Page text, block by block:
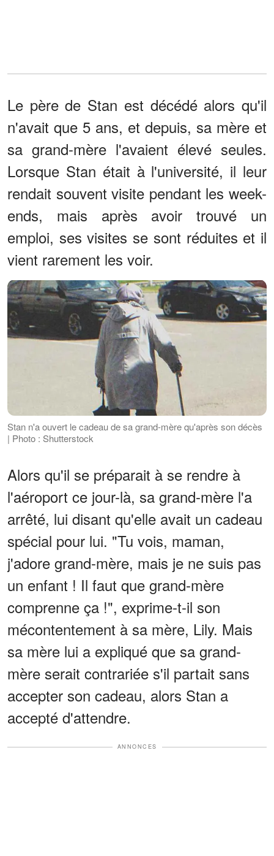
Le père de Stan est décédé alors qu'il
n'avait que 5 ans, et depuis, sa mère et
sa grand-mère l'avaient élevé seules.
Lorsque Stan était à l'université, il leur
rendait souvent visite pendant les week-
ends, mais après avoir trouvé un
emploi, ses visites se sont réduites et il
vient rarement les voir.
Stan n'a ouvert le cadeau de sa grand-mère qu'après son décès
| Photo : Shutterstock
Alors qu'il se préparait à se rendre à
l'aéroport ce jour-là, sa grand-mère l'a
arrêté, lui disant qu'elle avait un cadeau
spécial pour lui. "Tu vois, maman,
j'adore grand-mère, mais je ne suis pas
un enfant ! Il faut que grand-mère
comprenne ça !", exprime-t-il son
mécontentement à sa mère, Lily. Mais
sa mère lui a expliqué que sa grand-
mère serait contrariée s'il partait sans
accepter son cadeau, alors Stan a
accepté d'attendre.
ANNONCES